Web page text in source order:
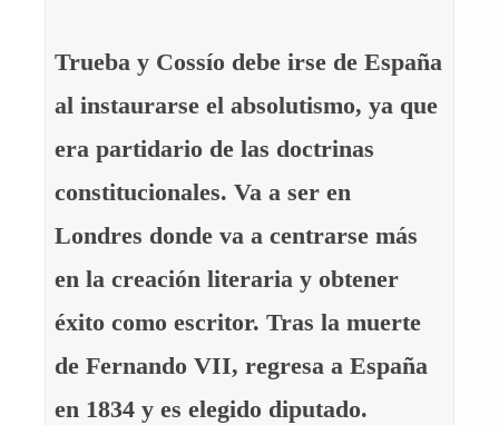
Trueba y Cossío debe irse de España
al instaurarse el absolutismo, ya que
era partidario de las doctrinas
constitucionales. Va a ser en
Londres donde va a centrarse más
en la creación literaria y obtener
éxito como escritor. Tras la muerte
de Fernando VII, regresa a España
en 1834 y es elegido diputado.